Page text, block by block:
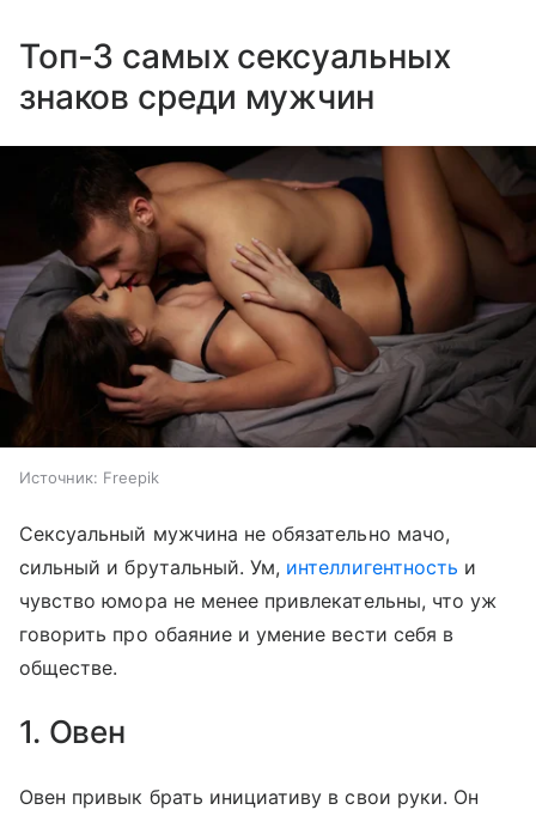
Топ-3 самых сексуальных
знаков среди мужчин
Источник: Freepik
Сексуальный мужчина не обязательно мачо,
сильный и брутальный. Ум, интеллигентность и
чувство юмора не менее привлекательны, что уж
говорить про обаяние и умение вести себя в
обществе.
1. Овен
Овен привык брать инициативу в свои руки. Он